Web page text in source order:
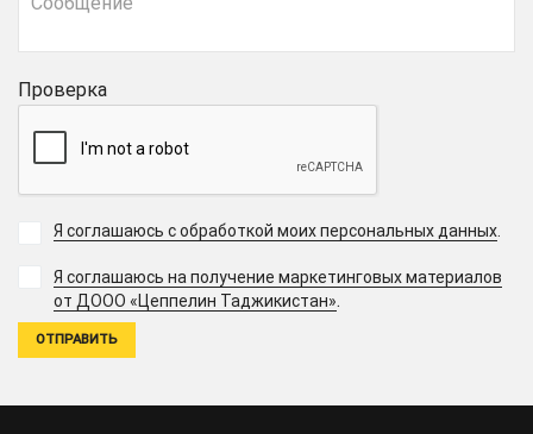
Проверка
Я соглашаюсь с обработкой моих персональных данных.
Я соглашаюсь на получение маркетинговых материалов
от ДООО «Цеппелин Таджикистан».